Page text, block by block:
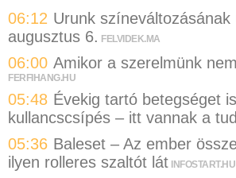
06:12 Urunk színeváltozásának
augusztus 6. FELVIDEK.MA
06:00 Amikor a szerelmünk
FERFIHANG.HU
05:48 Évekig tartó betegséget
kullancscsípés – itt vannak a
05:36 Baleset – Az ember
ilyen rolleres szaltót lát INFOSTART.HU